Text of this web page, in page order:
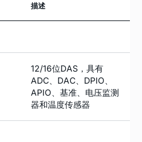
描述
12/16位DAS，具有
ADC、DAC、DPIO、
APIO、基准、电压监测
器和温度传感器